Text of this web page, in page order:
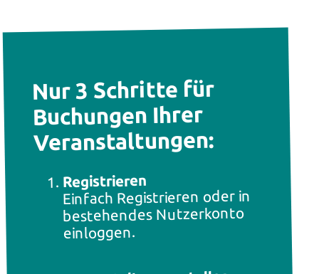
Nur 3 Schritte für
Buchungen Ihrer
Veranstaltungen:
Registrieren
Einfach Registrieren oder in
bestehendes Nutzerkonto
einloggen.